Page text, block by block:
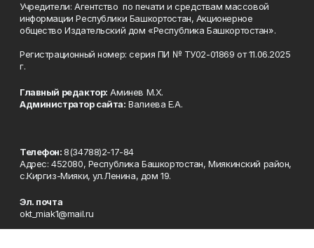
Учредители: Агентство по печати и средствам массовой
информации Республики Башкортостан, Акционерное
общество Издательский дом «Республика Башкортостан».
Регистрационный номер: серия ПИ № ТУ02-01869 от 11.06.2025
г.
Главный редактор: Аминев М.Х.
Администратор сайта: Валиева Е.А.
Телефон:8(34788)2-17-84
Адрес: 452080, Республика Башкортостан, Миякинский район,
с.Киргиз-Мияки, ул.Ленина, дом 19.
Эл. почта
okt_miak1@mail.ru